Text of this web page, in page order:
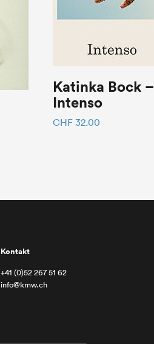
Katinka Bock –
Intenso
CHF 32.00
Kontakt
+41 (0)52 267 51 62
info@kmw.ch